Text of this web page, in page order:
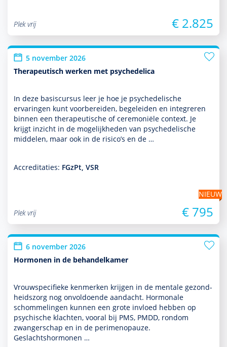
Plek vrij € 2.825
5 november 2026
Therapeutisch werken met psychedelica
In deze basis­cursus leer je hoe je psychedelische
ervaringen kunt voorbereiden, bege­leiden en integreren
binnen een thera­peu­tische of ceremoniële context. Je
krijgt inzicht in de moge­lijk­heden van psychedelische
middelen, maar ook in de risico’s en de …
Accreditaties: FGzPt, VSR
NIEUW
Plek vrij
€ 795
6 november 2026
Hormonen in de behandelkamer
Vrouwspeci­fieke kenmerken krijgen in de mentale gezond­
heids­zorg nog onvol­doende aan­dacht. Hormonale
schommelingen kunnen een grote invloed hebben op
psychische klachten, vooral bij PMS, PMDD, ron­dom
zwangerschap en in de perimenopauze.
Geslachtshormonen …